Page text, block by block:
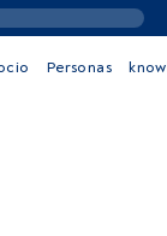
Personas